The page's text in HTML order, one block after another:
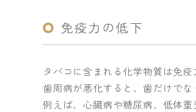
免疫力の低下
タバコに含まれる化学物質は免
歯周病が悪化すると、歯だけで
例えば、心臓病や糖尿病、低体